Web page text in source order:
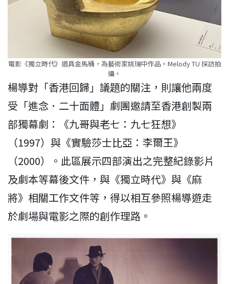
電影《獨立時代》道具金馬桶，為藝術家姚瑞中作品。Melody TU 採訪拍
攝。
楊導對「香港回歸」議題的關注，則讓他兩度
受「進念．二十面體」劇團邀請至香港創製兩
部獨幕劇：《九哥與老七：九七狂想》
（1997）與《實驗莎士比亞：李爾王》
（2000）。此區展示四部演出之完整紀錄影片
及劇本等幕後文件，與《獨立時代》與《麻
將》相關工作文件等，得以相互參照楊導遊走
於劇場與電影之際的創作理路。